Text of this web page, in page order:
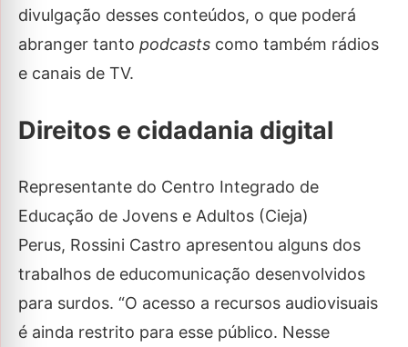
divulgação desses conteúdos, o que poderá
abranger tanto podcasts como também rádios
e canais de TV.
Direitos e cidadania digital
Representante do Centro Integrado de
Educação de Jovens e Adultos (Cieja)
Perus, Rossini Castro apresentou alguns dos
trabalhos de educomunicação desenvolvidos
para surdos. “O acesso a recursos audiovisuais
é ainda restrito para esse público. Nesse